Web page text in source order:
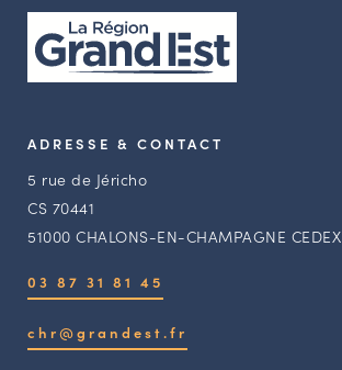
ADRESSE & CONTACT
5 rue de Jéricho
CS 70441
51000 CHALONS-EN-CHAMPAGNE CEDEX
03 87 31 81 45
chr@grandest.fr